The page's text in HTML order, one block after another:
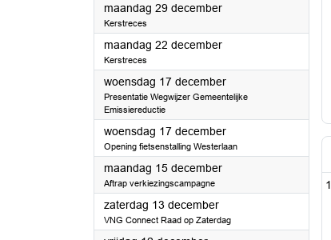
maandag 29 december2025
Kerstreces
maandag 22 december2025
Kerstreces
woensdag 17 december2025
Presentatie Wegwijzer Gemeentelijke
Emissiereductie
woensdag 17 december2025
Opening fietsenstalling Westerlaan
maandag 15 december2025
Aftrap verkiezingscampagne
zaterdag 13 december2025
VNG Connect Raad op Zaterdag